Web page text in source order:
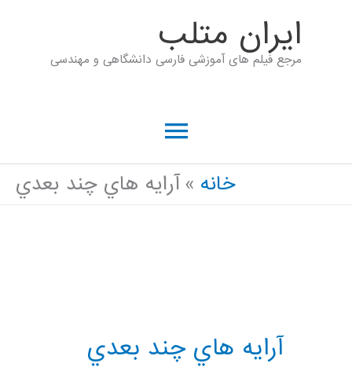
ايران متلب
مرجع فیلم های آموزشی فارسی دانشگاهی و مهندسی
فهرست
اصلی خانه آرايه هاي چند بعدي
آرايه هاي چند بعدي